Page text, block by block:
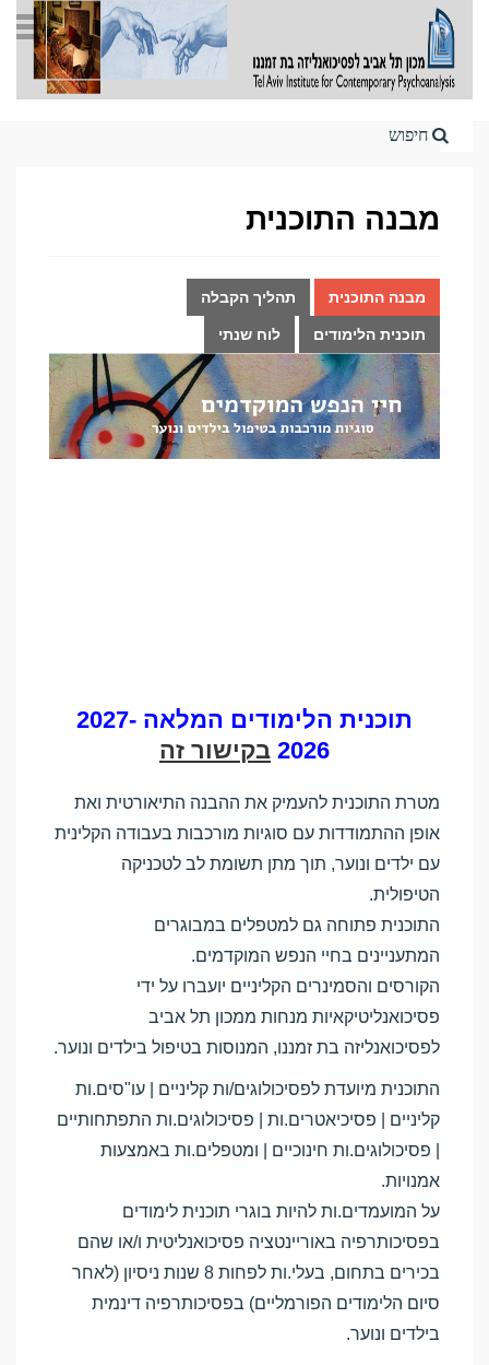
Home
מבנה התוכנית
מבנה התוכנית תהליך הקבלה
תוכנית הלימודים לוח שנתי
תוכנית הלימודים המלאה 2027-
2026 בקישור זה
מטרת התוכנית להעמיק את ההבנה התיאורטית ואת
אופן ההתמודדות עם סוגיות מורכבות בעבודה הקלינית
עם ילדים ונוער, תוך מתן תשומת לב לטכניקה
הטיפולית.
התוכנית פתוחה גם למטפלים במבוגרים
המתעניינים בחיי הנפש המוקדמים.
הקורסים והסמינרים הקליניים יועברו על ידי
פסיכואנליטיקאיות מנחות ממכון תל אביב
לפסיכואנליזה בת זמננו, המנוסות בטיפול בילדים ונוער.
התוכנית מיועדת לפסיכולוגים/ות קליניים | עו"סים.ות
קליניים | פסיכיאטרים.ות | פסיכולוגים.ות התפתחותיים
| פסיכולוגים.ות חינוכיים | ומטפלים.ות באמצעות
אמנויות.
על המועמדים.ות להיות בוגרי תוכנית לימודים
בפסיכותרפיה באוריינטציה פסיכואנליטית ו/או שהם
בכירים בתחום, בעלי.ות לפחות 8 שנות ניסיון (לאחר
סיום הלימודים הפורמליים) בפסיכותרפיה דינמית
בילדים ונוער.